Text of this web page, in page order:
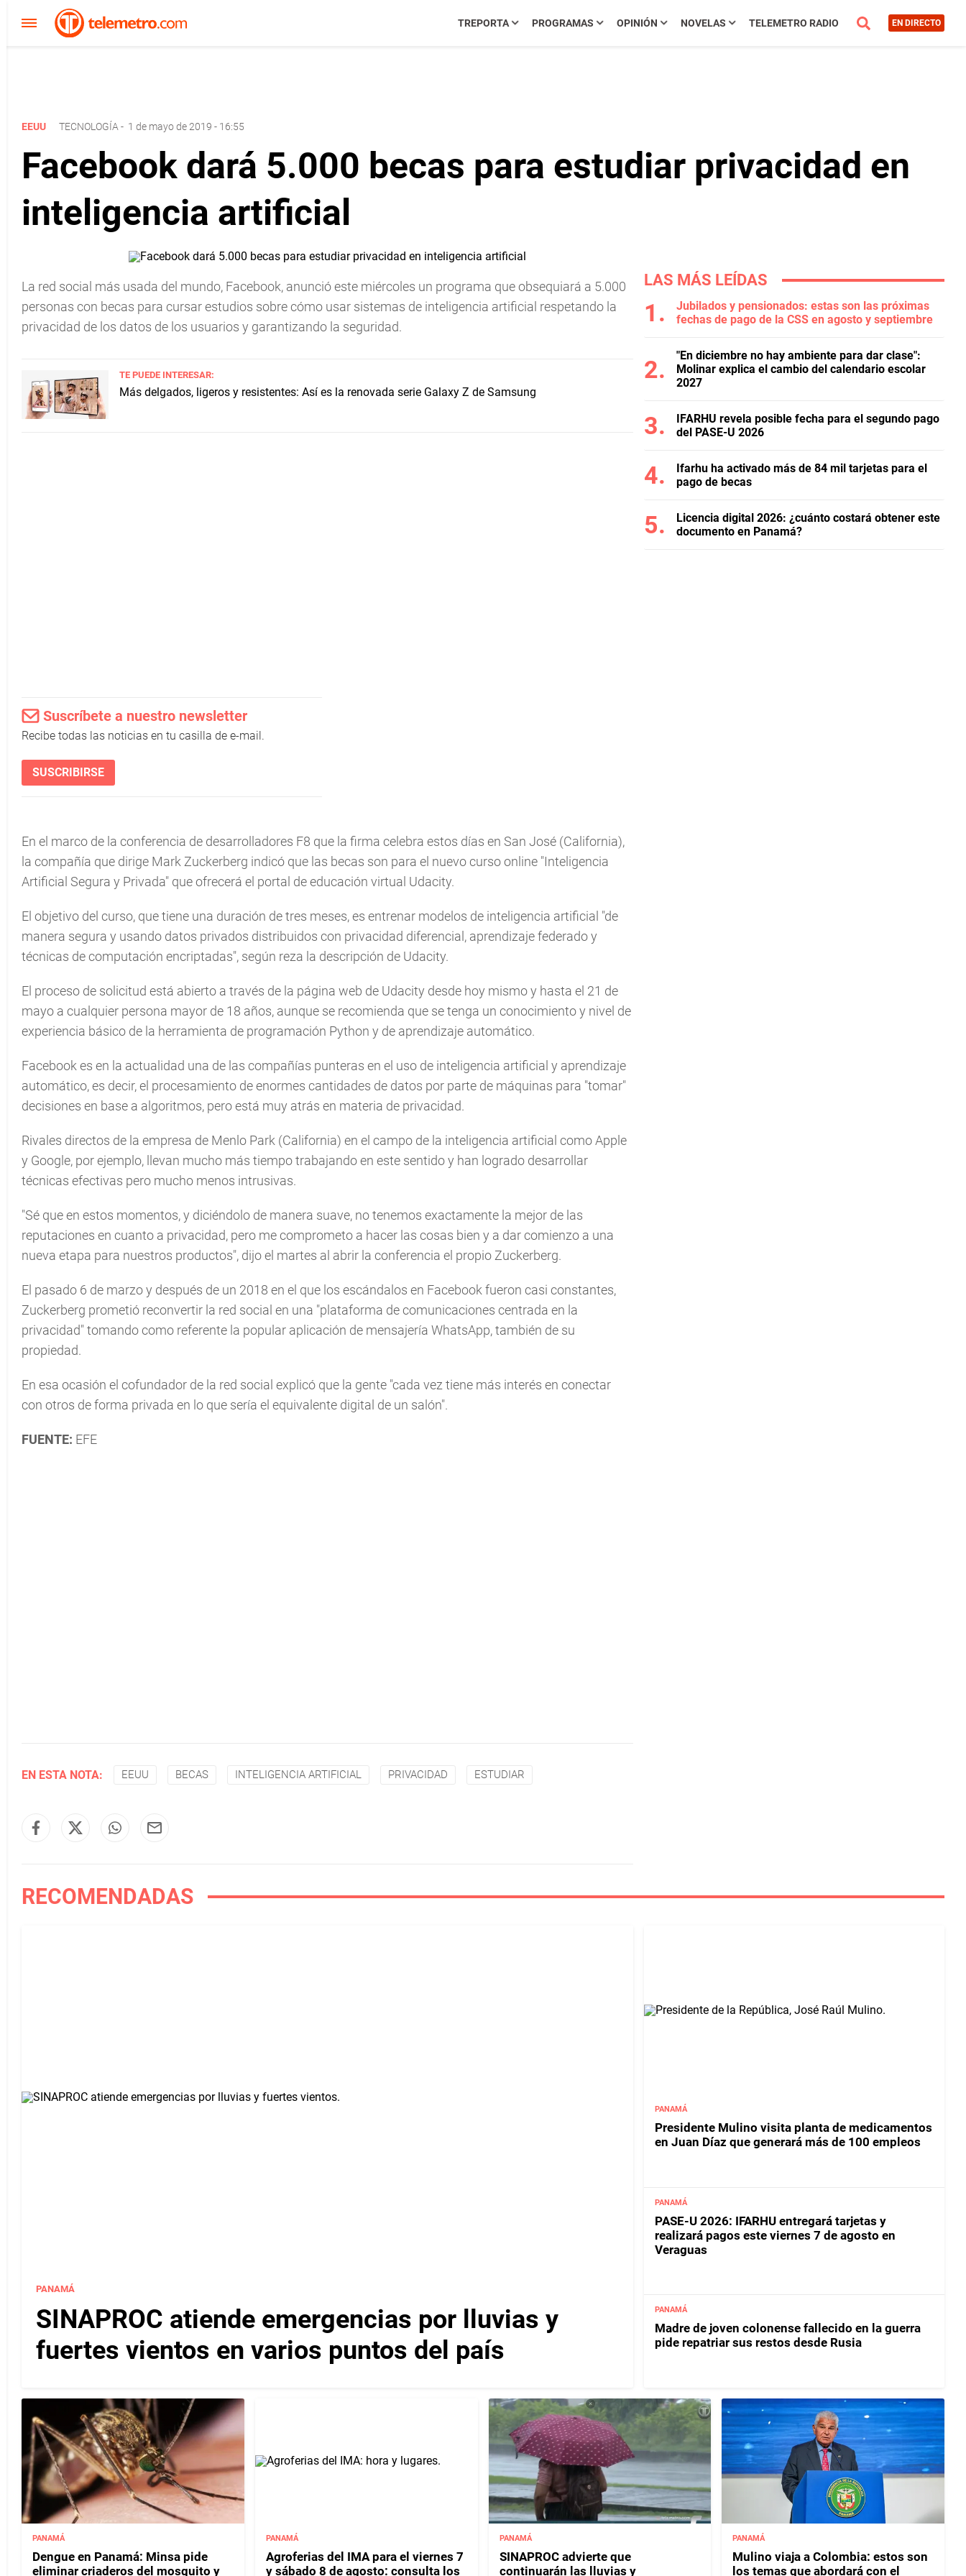
TREPORTA PROGRAMAS OPINIÓN NOVELAS TELEMETRO RADIO EN DIRECTO
EEUU TECNOLOGÍA - 1 de mayo de 2019 - 16:55
Facebook dará 5.000 becas para estudiar privacidad en
inteligencia artificial
La red social más usada del mundo, Facebook, anunció este miércoles un programa que obsequiará a 5.000
personas con becas para cursar estudios sobre cómo usar sistemas de inteligencia artificial respetando la
privacidad de los datos de los usuarios y garantizando la seguridad.
TE PUEDE INTERESAR:
Más delgados, ligeros y resistentes: Así es la renovada serie Galaxy Z de Samsung
Suscríbete a nuestro newsletter
Recibe todas las noticias en tu casilla de e-mail.
SUSCRIBIRSE
En el marco de la conferencia de desarrolladores F8 que la firma celebra estos días en San José (California),
la compañía que dirige Mark Zuckerberg indicó que las becas son para el nuevo curso online "Inteligencia
Artificial Segura y Privada" que ofrecerá el portal de educación virtual Udacity.
El objetivo del curso, que tiene una duración de tres meses, es entrenar modelos de inteligencia artificial "de
manera segura y usando datos privados distribuidos con privacidad diferencial, aprendizaje federado y
técnicas de computación encriptadas", según reza la descripción de Udacity.
El proceso de solicitud está abierto a través de la página web de Udacity desde hoy mismo y hasta el 21 de
mayo a cualquier persona mayor de 18 años, aunque se recomienda que se tenga un conocimiento y nivel de
experiencia básico de la herramienta de programación Python y de aprendizaje automático.
Facebook es en la actualidad una de las compañías punteras en el uso de inteligencia artificial y aprendizaje
automático, es decir, el procesamiento de enormes cantidades de datos por parte de máquinas para "tomar"
decisiones en base a algoritmos, pero está muy atrás en materia de privacidad.
Rivales directos de la empresa de Menlo Park (California) en el campo de la inteligencia artificial como Apple
y Google, por ejemplo, llevan mucho más tiempo trabajando en este sentido y han logrado desarrollar
técnicas efectivas pero mucho menos intrusivas.
"Sé que en estos momentos, y diciéndolo de manera suave, no tenemos exactamente la mejor de las
reputaciones en cuanto a privacidad, pero me comprometo a hacer las cosas bien y a dar comienzo a una
nueva etapa para nuestros productos", dijo el martes al abrir la conferencia el propio Zuckerberg.
El pasado 6 de marzo y después de un 2018 en el que los escándalos en Facebook fueron casi constantes,
Zuckerberg prometió reconvertir la red social en una "plataforma de comunicaciones centrada en la
privacidad" tomando como referente la popular aplicación de mensajería WhatsApp, también de su
propiedad.
En esa ocasión el cofundador de la red social explicó que la gente "cada vez tiene más interés en conectar
con otros de forma privada en lo que sería el equivalente digital de un salón".
FUENTE: EFE
EN ESTA NOTA: EEUU BECAS INTELIGENCIA ARTIFICIAL PRIVACIDAD ESTUDIAR
LAS MÁS LEÍDAS
Jubilados y pensionados: estas son las próximas
fechas de pago de la CSS en agosto y septiembre
"En diciembre no hay ambiente para dar clase":
Molinar explica el cambio del calendario escolar
2027
IFARHU revela posible fecha para el segundo pago
del PASE-U 2026
Ifarhu ha activado más de 84 mil tarjetas para el
pago de becas
Licencia digital 2026: ¿cuánto costará obtener este
documento en Panamá?
RECOMENDADAS
PANAMÁ
SINAPROC atiende emergencias por lluvias y
fuertes vientos en varios puntos del país
PANAMÁ
Presidente Mulino visita planta de medicamentos
en Juan Díaz que generará más de 100 empleos
PANAMÁ
PASE-U 2026: IFARHU entregará tarjetas y
realizará pagos este viernes 7 de agosto en
Veraguas
PANAMÁ
Madre de joven colonense fallecido en la guerra
pide repatriar sus restos desde Rusia
PANAMÁ
Dengue en Panamá: Minsa pide
eliminar criaderos del mosquito y
PANAMÁ
Agroferias del IMA para el viernes 7
y sábado 8 de agosto: consulta los
PANAMÁ
SINAPROC advierte que
continuarán las lluvias y
PANAMÁ
Mulino viaja a Colombia: estos son
los temas que abordará con el